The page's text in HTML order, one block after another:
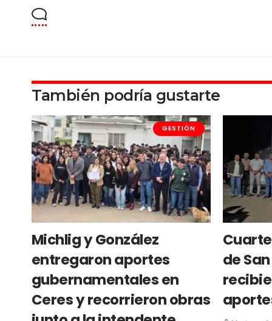
También podría gustarte
GESTIÓN
Michlig y González
entregaron aportes
gubernamentales en
Ceres y recorrieron obras
de